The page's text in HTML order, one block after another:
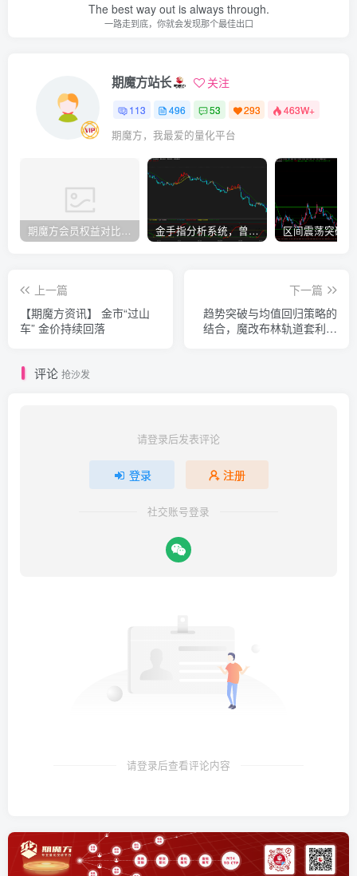
The best way out is always through.
一路走到底，你就会发现那个最佳出口
期魔方站长 关注
113 496 53 293 463W+
期魔方，我最爱的量化平台
期魔方会员权益对比，总有一项适合您！ 金手指分析系统，曾经市场价39800
上一篇
【期魔方资讯】 金市“过山
车” 金价持续回落
下一篇
趋势突破与均值回归策略的
结合，魔改布林轨道套利案
评论 抢沙发
请登录后发表评论
登录 注册
社交账号登录
请登录后查看评论内容